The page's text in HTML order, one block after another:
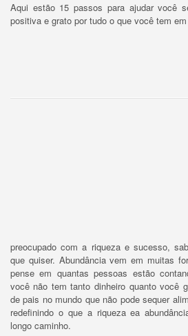
Aqui estão 15 passos para ajudar você
positiva e grato por tudo o que você tem
preocupado com a riqueza e sucesso,
que quiser. Abundância vem em muitas
pense em quantas pessoas estão
você não tem tanto dinheiro quanto você
de pais no mundo que não pode sequer
redefinindo o que a riqueza ea
longo caminho.